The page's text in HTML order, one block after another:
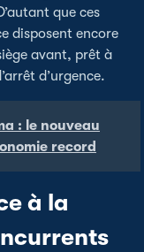
que ces
disposent encore
avant, prêt à
d’urgence.
: le nouveau
record
à la